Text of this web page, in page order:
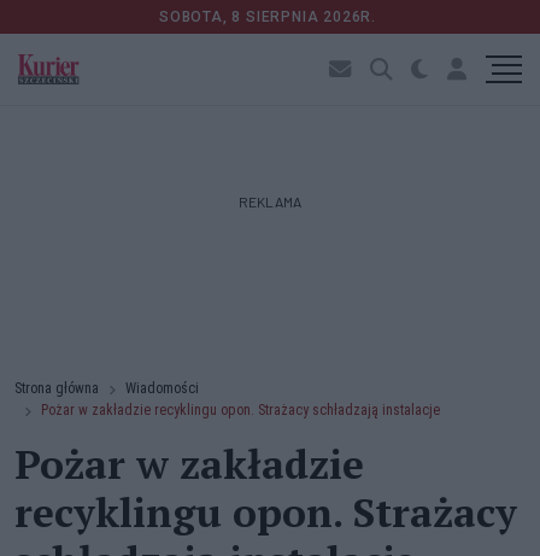
SOBOTA, 8 SIERPNIA 2026R.
REKLAMA
Strona główna
Wiadomości
Pożar w zakładzie recyklingu opon. Strażacy schładzają instalacje
Pożar w zakładzie
recyklingu opon. Strażacy